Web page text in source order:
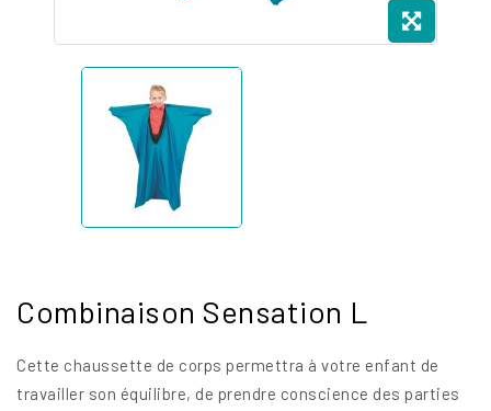
Combinaison Sensation L
Cette chaussette de corps permettra à votre enfant de
travailler son équilibre, de prendre conscience des parties